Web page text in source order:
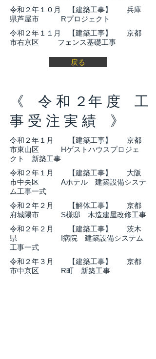
​令和２年１０月 【建築工事】 兵庫
県芦屋市 Rプロジェクト
​令和２年１１月 【建築工事】 京都
市右京区 フェンス基礎工事
戻る
​《 令 和 ２年 度 工
事 受 注 実 績 》
​令和２年１月 【建築工事】 京都
市東山区 Hゲストハウスプロジェ
クト 新築工事
​令和２年１月 【建築工事】 大阪
市中央区 Aホテル 建築設備システ
ム工事一式
​令和２年２月 【解体工事】 京都
府城陽市 S様邸 木造建屋改修工事
​令和２年２月 【建築工事】 茨木
県 I病院 建築設備システム
工事一式
​令和２年３月 【建築工事】 京都
市中京区 R町 新築工事